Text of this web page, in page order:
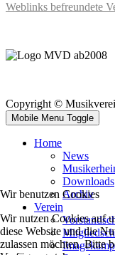
Weblinks befreundete
Copyright ©
Mobile Menu Toggle
Home
News
Downloads
Archiv
Verein
Wir benutzen Cookies
Wir nutzen Cookies auf
diese Website und die
zulassen möchten. Bitte